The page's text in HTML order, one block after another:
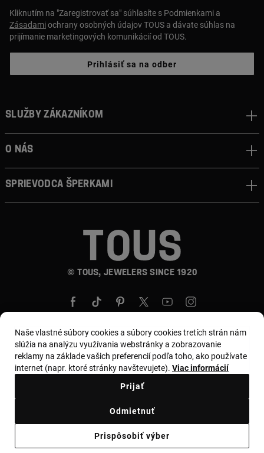
Kliknutím na "Zaregistrovať sa" súhlasíte s Podmienkami a
Zásadamiochrany osobných údajov TOUS a dávate súhlas na
prijímanie marketingových komunikácií od TOUS.
Prihlásiť sa na odber
© TOUS, JEWELERS SINCE 1920
Služby zákazníkom
O nás
Sprievodca šperkami
Krajina a mena:Slovakia / Euro
Zásady používania súborov cookie Zákonné varovanie
Naše vlastné súbory cookies a súbory cookies tretích strán nám
slúžia na analýzu využívania webstránky a zobrazovanie
reklamy na základe vašich preferencií podľa toho, ako používate
internet (napr. ktoré stránky navštevujete). Viac informácií
Prispôsobiť výber
Odmietnuť
Prijať